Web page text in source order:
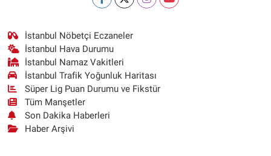
İstanbul Nöbetçi Eczaneler
İstanbul Hava Durumu
İstanbul Namaz Vakitleri
İstanbul Trafik Yoğunluk Haritası
Süper Lig Puan Durumu ve Fikstür
Tüm Manşetler
Son Dakika Haberleri
Haber Arşivi